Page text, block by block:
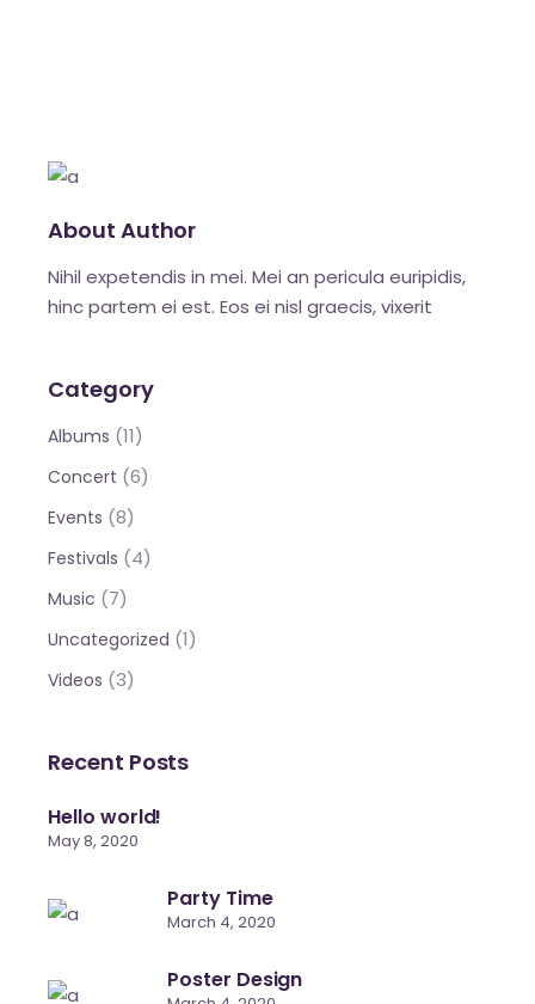
About Author
Nihil expetendis in mei. Mei an pericula euripidis,
hinc partem ei est. Eos ei nisl graecis, vixerit
Category
Albums (11)
Concert (6)
Events (8)
Festivals (4)
Music (7)
Uncategorized (1)
Videos (3)
Recent Posts
Hello world!
May 8, 2020
Party Time
March 4, 2020
Poster Design